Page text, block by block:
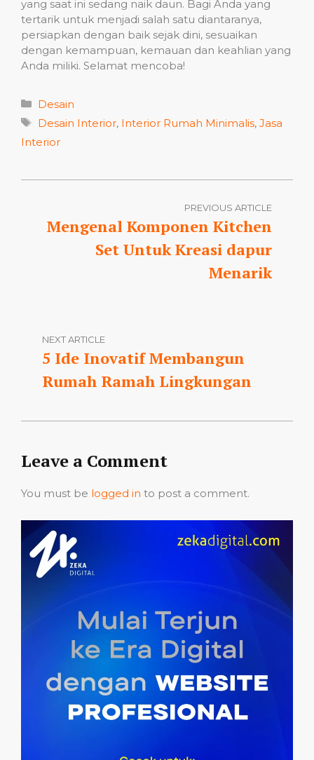
yang saat ini sedang naik daun. Bagi Anda yang
tertarik untuk menjadi salah satu diantaranya,
persiapkan dengan baik sejak dini, sesuaikan
dengan kemampuan, kemauan dan keahlian yang
Anda miliki. Selamat mencoba!
Categories
Desain
Tags
Desain Interior, Interior Rumah Minimalis, Jasa
Interior
PREVIOUS ARTICLE
Mengenal Komponen Kitchen
Set Untuk Kreasi dapur
Menarik
NEXT ARTICLE
5 Ide Inovatif Membangun
Rumah Ramah Lingkungan
Leave a Comment
You must be logged in to post a comment.